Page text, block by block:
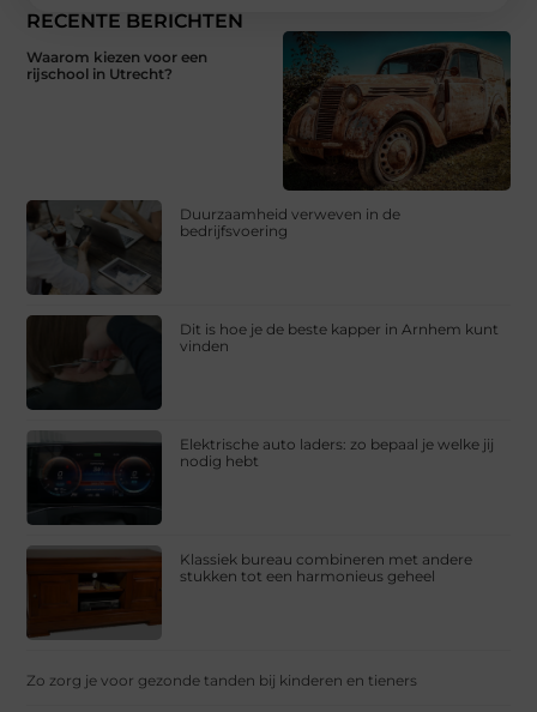
RECENTE BERICHTEN
Waarom kiezen voor een
rijschool in Utrecht?
Duurzaamheid verweven in de
bedrijfsvoering
Dit is hoe je de beste kapper in Arnhem kunt
vinden
Elektrische auto laders: zo bepaal je welke jij
nodig hebt
Klassiek bureau combineren met andere
stukken tot een harmonieus geheel
Zo zorg je voor gezonde tanden bij kinderen en tieners